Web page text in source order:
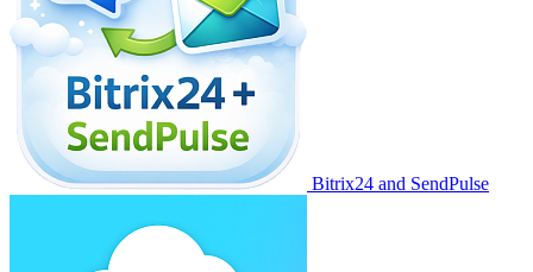
Bitrix24 and SendPulse